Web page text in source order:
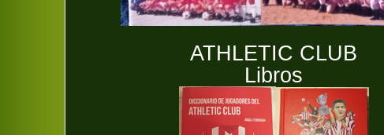
ATHLETIC CLUB
Libros